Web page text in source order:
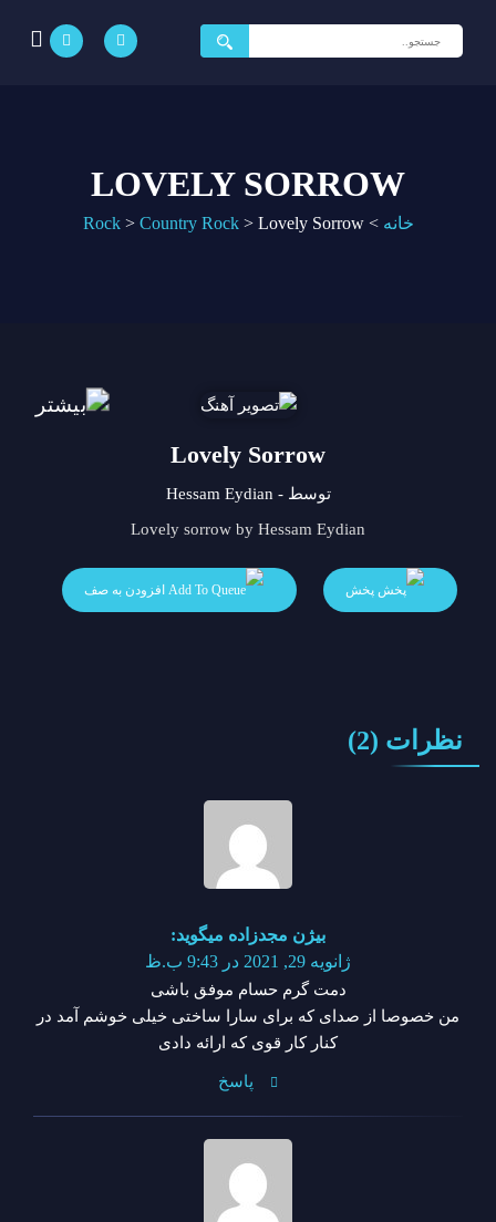
جستجو
برای:
LOVELY SORROW
خانه >
Rock > Country Rock > Lovely Sorrow
Lovely Sorrow
توسط - Hessam Eydian
Lovely sorrow by Hessam Eydian
پخش افزودن به صف
نظرات (2)
بیژن مجدزاده میگوید:
ژانویه 29, 2021 در 9:43 ب.ظ
دمت گرم حسام موفق باشی
من خصوصا از صدای که برای سارا ساختی خیلی خوشم آمد در
کنار کار قوی که ارائه دادی
پاسخ